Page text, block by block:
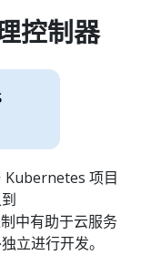
控制器
Kubernetes 项目
中有助于云服务
立进行开发。